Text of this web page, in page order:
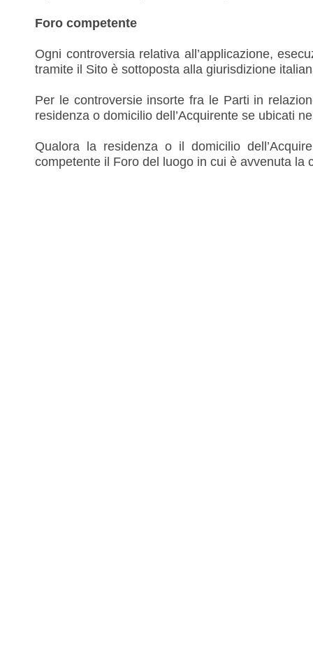
Foro competente
Ogni controversia relativa all’applicazione,
tramite il Sito è sottoposta alla giurisdizione
Per le controversie insorte fra le Parti in
residenza o domicilio dell’Acquirente se ubicati
Qualora la residenza o il domicilio
competente il Foro del luogo in cui è avvenuta la